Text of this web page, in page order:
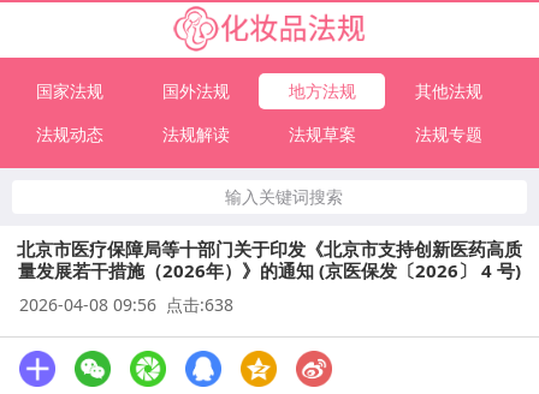
国家法规 国外法规 地方法规
其他法规
法规动态
法规解读 法规草案 法规专题
输入关键词搜索
北京市医疗保障局等十部门关于印发《北京市支持创新医药高质
量发展若干措施（2026年）》的通知 (京医保发〔2026〕 4 号)
2026-04-08 09:56 点击:638